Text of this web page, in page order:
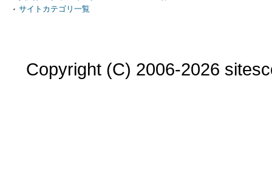
サイトカテゴリ一覧
Copyright (C) 2006-2026